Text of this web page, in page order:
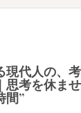
現代人の、
思考を休ま
間”